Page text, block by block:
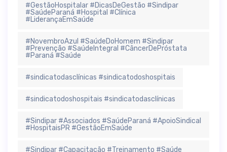
#GestãoHospitalar #DicasDeGestão #Sindipar
#SaúdeParaná #Hospital #Clínica
#LiderançaEmSaúde
#NovembroAzul #SaúdeDoHomem #Sindipar
#Prevenção #SaúdeIntegral #CâncerDePróstata
#Paraná #Saúde
#sindicatodasclínicas #sindicatodoshospitais
#sindicatodoshospitais #sindicatodasclínicas
#Sindipar #Associados #SaúdeParaná #ApoioSindical
#HospitaisPR #GestãoEmSaúde
#Sindipar #Capacitação #Treinamento #Saúde